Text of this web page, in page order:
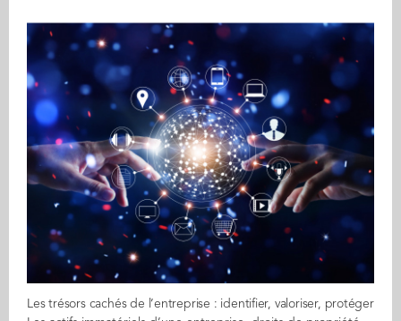
Les trésors cachés de l’entreprise : identifier, valoriser, protéger